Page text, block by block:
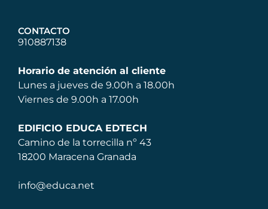
CONTACTO
910887138
Horario de atención al cliente
Lunes a jueves de 9.00h a 18.00h
Viernes de 9.00h a 17.00h
EDIFICIO EDUCA EDTECH
Camino de la torrecilla nº 43
18200 Maracena Granada
info@educa.net